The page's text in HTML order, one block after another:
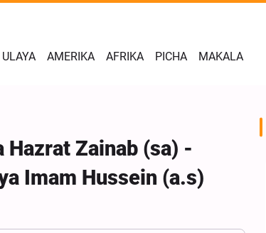
ULAYA AMERIKA AFRIKA PICHA MAKALA
Zainab (sa) -
Imam Hussein (a.s)